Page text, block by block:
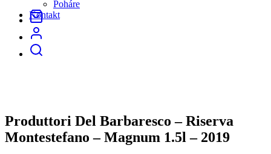
Poháre
Kontakt
Produttori Del Barbaresco – Riserva
Montestefano – Magnum 1.5l – 2019